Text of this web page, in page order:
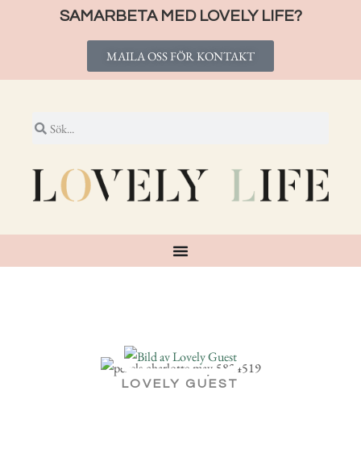
SAMARBETA MED LOVELY LIFE?
MAILA OSS FÖR KONTAKT
LOVELY GUEST